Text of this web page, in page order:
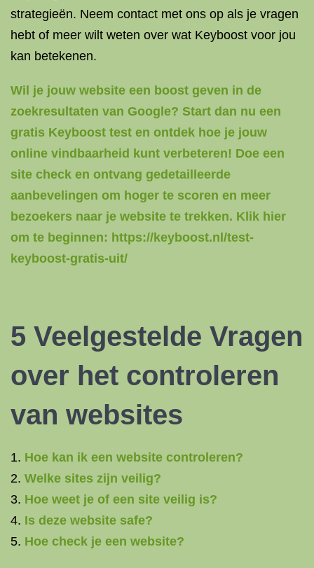
strategieën. Neem contact met ons op als je vragen
hebt of meer wilt weten over wat Keyboost voor jou
kan betekenen.
Wil je jouw website een boost geven in de
zoekresultaten van Google? Start dan nu een
gratis Keyboost test en ontdek hoe je jouw
online vindbaarheid kunt verbeteren! Doe een
site check en ontvang gedetailleerde
aanbevelingen om hoger te scoren en meer
bezoekers naar je website te trekken. Klik hier
om te beginnen: https://keyboost.nl/test-
keyboost-gratis-uit/
5 Veelgestelde Vragen
over het controleren
van websites
Hoe kan ik een website controleren?
Welke sites zijn veilig?
Hoe weet je of een site veilig is?
Is deze website safe?
Hoe check je een website?